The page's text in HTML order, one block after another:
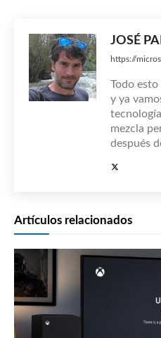
JOSÉ
https://
Todo
y ya
mezcla
después
Artículos relacionados